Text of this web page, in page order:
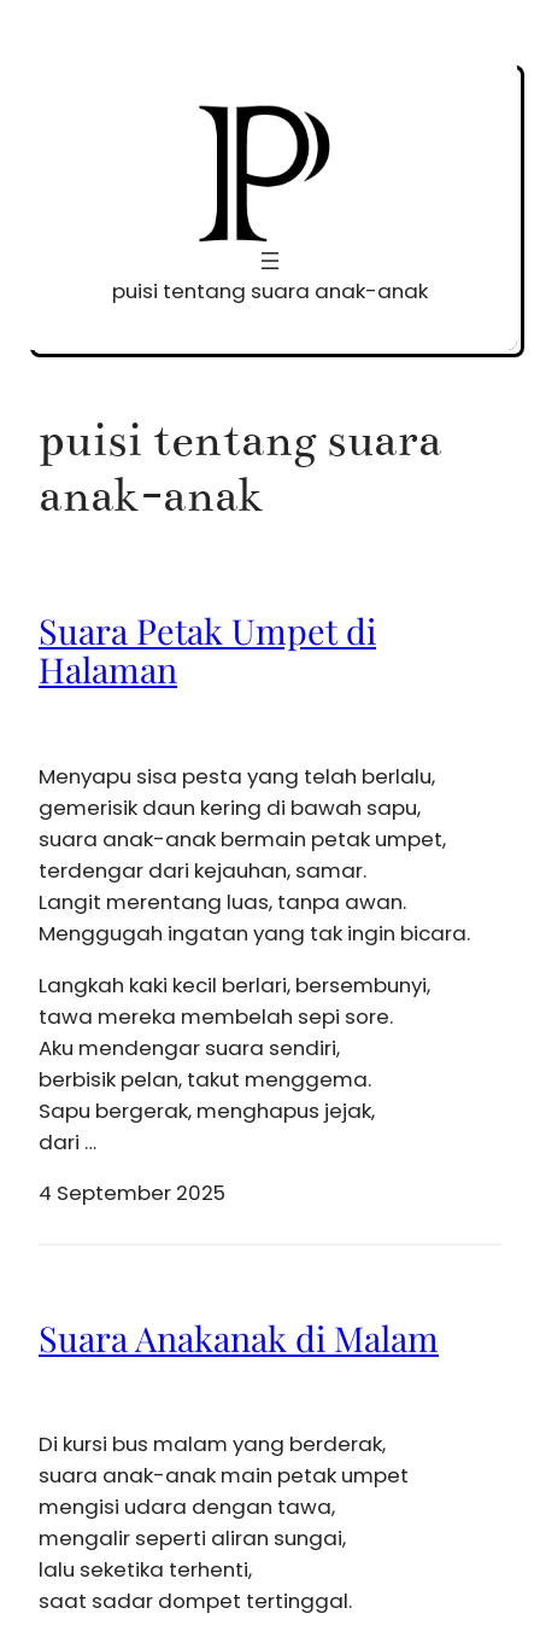
puisi tentang suara anak-anak
puisi tentang suara
anak-anak
Suara Petak Umpet di
Halaman
Menyapu sisa pesta yang telah berlalu,
gemerisik daun kering di bawah sapu,
suara anak-anak bermain petak umpet,
terdengar dari kejauhan, samar.
Langit merentang luas, tanpa awan.
Menggugah ingatan yang tak ingin bicara.
Langkah kaki kecil berlari, bersembunyi,
tawa mereka membelah sepi sore.
Aku mendengar suara sendiri,
berbisik pelan, takut menggema.
Sapu bergerak, menghapus jejak,
dari …
4 September 2025
Suara Anakanak di Malam
Di kursi bus malam yang berderak,
suara anak-anak main petak umpet
mengisi udara dengan tawa,
mengalir seperti aliran sungai,
lalu seketika terhenti,
saat sadar dompet tertinggal.